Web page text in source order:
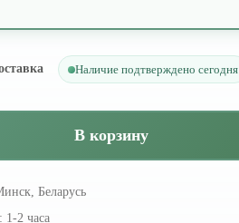
Наличие подтверждено сегодня
В корзину
Беларусь
1-2 часа